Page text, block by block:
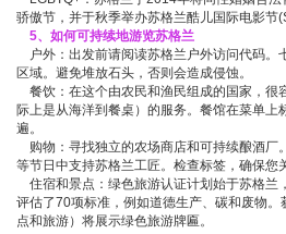
骄傲节，并于秋季举办苏格兰酷儿国际电影节
5、如何可持续地游览苏格兰
户外：出发前请阅读苏格兰户外访问代码。
区域。避免堆放石头，否则会造成侵蚀。
餐饮：在这个由农民和渔民组成的国家，很
际上是从海洋到餐桌）的服务。餐馆在菜单上
遍。
购物：寻找独立的农场商店和可持续酿酒厂
等节日中支持苏格兰工匠。检查标签，确保您
住宿和景点：绿色旅游认证计划始于苏格兰
评估了70项标准，例如道德生产、碳和废物
点和旅游）将展示绿色旅游牌匾。